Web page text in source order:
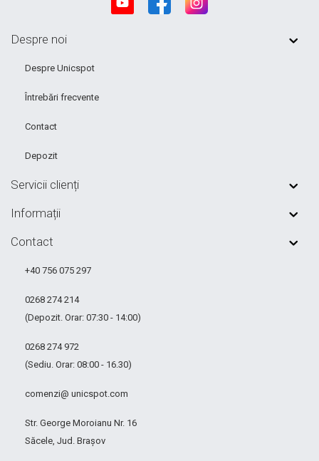
Despre noi
Despre Unicspot
Întrebări frecvente
Contact
Depozit
Servicii clienți
Informații
Contact
+40 756 075 297
0268 274 214
(Depozit. Orar: 07:30 - 14:00)
0268 274 972
(Sediu. Orar: 08:00 - 16.30)
comenzi@ unicspot.com
Str. George Moroianu Nr. 16
Săcele, Jud. Brașov